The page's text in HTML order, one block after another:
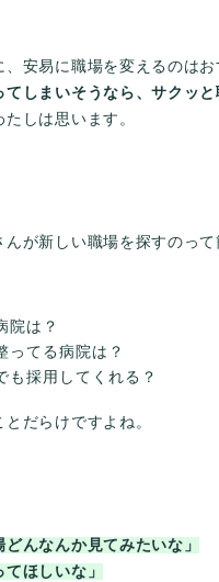
、安易に職場を変えるのは
てしまいそうなら、サクッと
たしは思います。
んが新しい職場を探すのっ
院は？
ってる病院は？
も採用してくれる？
だらけですよね。
どんなんか見てみたいな」
てほしいな」